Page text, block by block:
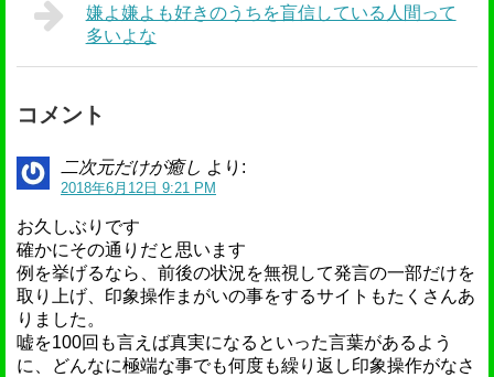
嫌よ嫌よも好きのうちを盲信している人間って
多いよな
コメント
二次元だけが癒し より:
2018年6月12日 9:21 PM
お久しぶりです
確かにその通りだと思います
例を挙げるなら、前後の状況を無視して発言の一部だけを
取り上げ、印象操作まがいの事をするサイトもたくさんあ
りました。
嘘を100回も言えば真実になるといった言葉があるよう
に、どんなに極端な事でも何度も繰り返し印象操作がなさ